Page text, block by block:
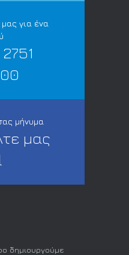
για ένα
μήνυμα
μας
δημιουργούμε